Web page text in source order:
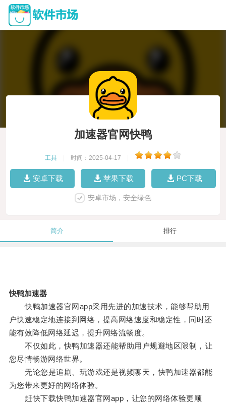
加速器官网快鸭
工具 时间：2025-04-17
安卓下载 苹果下载 PC下载
安卓市场，安全绿色
简介 排行
快鸭加速器
快鸭加速器官网app采用先进的加速技术，能够帮助用
户快速稳定地连接到网络，提高网络速度和稳定性，同时还
能有效降低网络延迟，提升网络流畅度。
不仅如此，快鸭加速器还能帮助用户规避地区限制，让
您尽情畅游网络世界。
无论您是追剧、玩游戏还是视频聊天，快鸭加速器都能
为您带来更好的网络体验。
赶快下载快鸭加速器官网app，让您的网络体验更顺